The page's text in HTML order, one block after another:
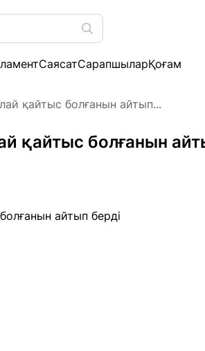
СаясатСарапшыларҚоғам
қайтыс болғанын айтып...
қайтыс болғанын